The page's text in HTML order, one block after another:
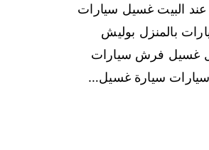
البيت غسيل سيارات
بالمنزل بوليش
غسيل فرش سيارات
سيارة غسيل…